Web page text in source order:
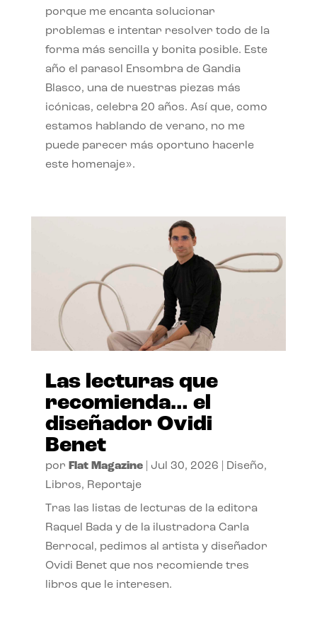
porque me encanta solucionar
problemas e intentar resolver todo de la
forma más sencilla y bonita posible. Este
año el parasol Ensombra de Gandia
Blasco, una de nuestras piezas más
icónicas, celebra 20 años. Así que, como
estamos hablando de verano, no me
puede parecer más oportuno hacerle
este homenaje».
Las lecturas que
recomienda… el
diseñador Ovidi
Benet
por Flat Magazine| Jul 30, 2026 Diseño,
Libros, Reportaje
Tras las listas de lecturas de la editora
Raquel Bada y de la ilustradora Carla
Berrocal, pedimos al artista y diseñador
Ovidi Benet que nos recomiende tres
libros que le interesen.